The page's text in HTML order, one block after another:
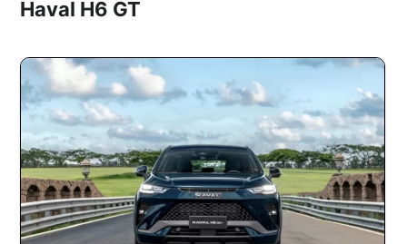
Haval H6 GT